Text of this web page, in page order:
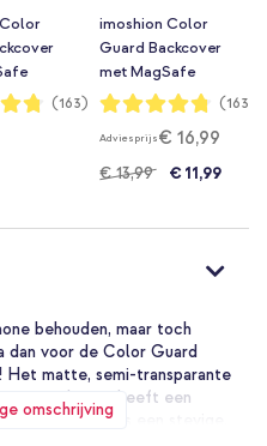
Z
(163)
imoshion Color
Guard Backcover
met MagSafe
Samsung Galaxy Z
Lichtblauw
Waardering:
95%
(163)
Adviesprijs€ 16,99
€ 13,99 € 11,99
omschrijving
behouden, maar toch
dan voor de Color Guard
Het matte, semi-transparante
materialen en heeft een
van de hoes is een stevige,